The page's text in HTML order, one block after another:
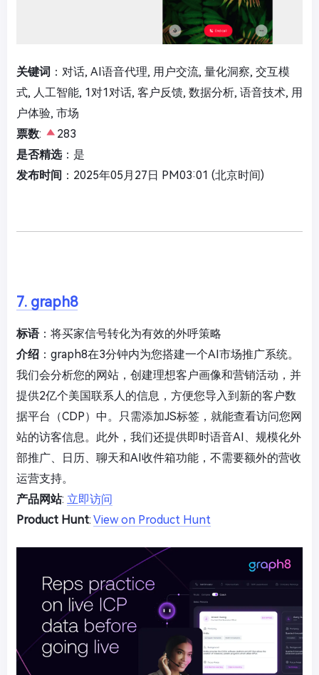
关键词 ：对话, AI语音代理, 用户交流, 量化洞察, 交互模
式, 人工智能, 1对1对话, 客户反馈, 数据分析, 语音技术, 用
户体验, 市场
票数:
283
是否精选：是
发布时间 ：2025年05月27日 PM03:01 (北京时间)
7. graph8
标语：将买家信号转化为有效的外呼策略
介绍 ：graph8在3分钟内为您搭建一个AI市场推广系统。
我们会分析您的网站，创建理想客户画像和营销活动，并
提供2亿个美国联系人的信息，方便您导入到新的客户数
据平台（CDP）中。只需添加JS标签，就能查看访问您网
站的访客信息。此外，我们还提供即时语音AI、规模化外
部推广、日历、聊天和AI收件箱功能，不需要额外的营收
运营支持。
产品网站: 立即访问
Product Hunt: View on Product Hunt